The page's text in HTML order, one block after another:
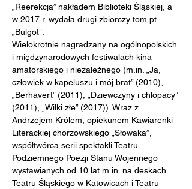
„Reerekcja” nakładem Biblioteki Śląskiej, a
w 2017 r. wydała drugi zbiorczy tom pt.
„Bulgot”.
Wielokrotnie nagradzany na ogólnopolskich
i międzynarodowych festiwalach kina
amatorskiego i niezależnego (m.in. „Ja,
człowiek w kapeluszu i mój brat” (2010),
„Berhavert” (2011), „Dziewczyny i chłopacy”
(2011), „Wilki złe” (2017)). Wraz z
Andrzejem Królem, opiekunem Kawiarenki
Literackiej chorzowskiego „Słowaka”,
współtwórca serii spektakli Teatru
Podziemnego Poezji Stanu Wojennego
wystawianych od 10 lat m.in. na deskach
Teatru Śląskiego w Katowicach i Teatru